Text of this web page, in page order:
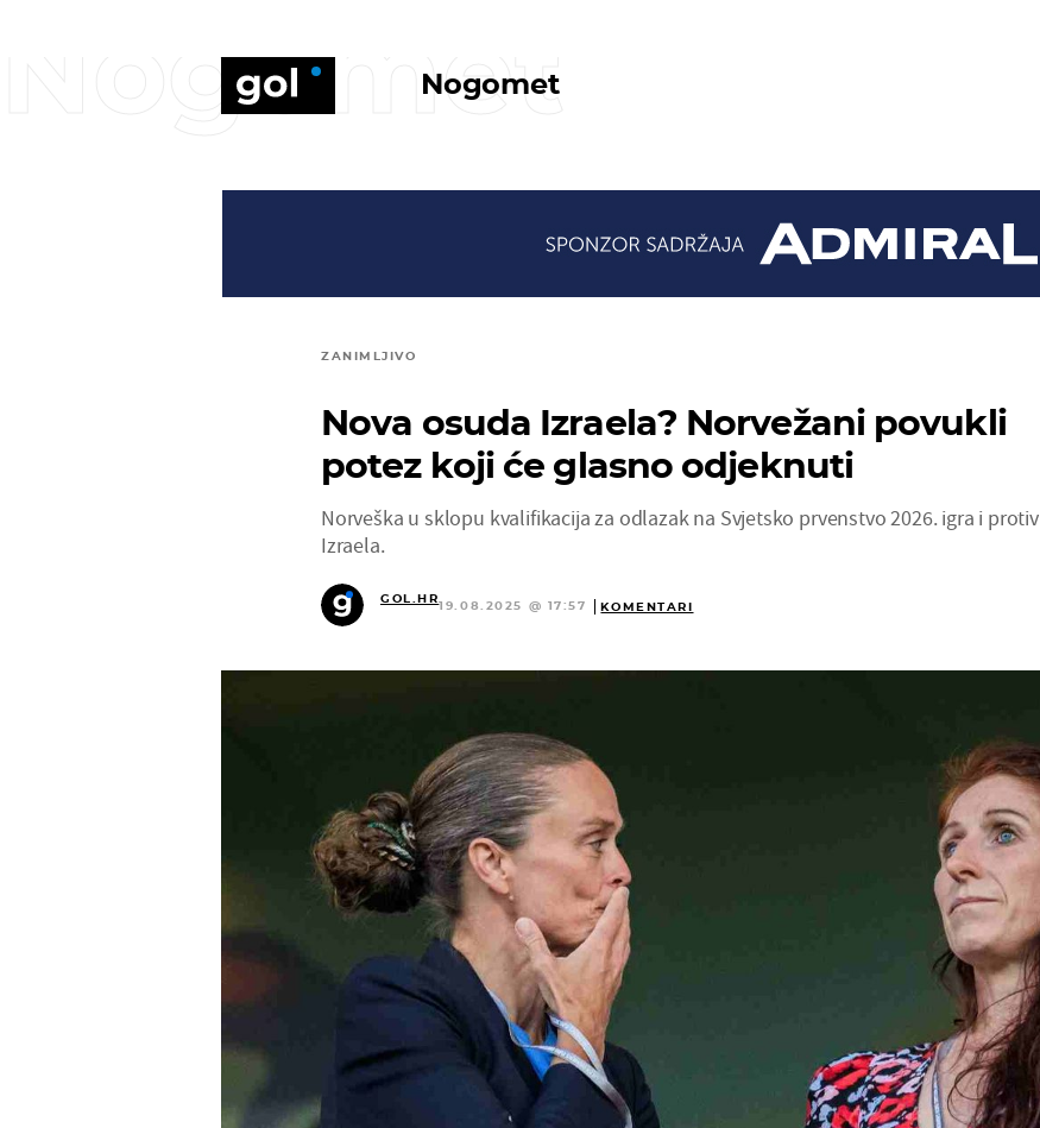
Nogomet
Nogomet
ZANIMLJIVO
Nova osuda Izraela? Norvežani povukli
potez koji će glasno odjeknuti
Norveška u sklopu kvalifikacija za odlazak na Svjetsko prvenstvo 2026. igra i protiv
Izraela.
GOL.HR
19.08.2025 @ 17:57 KOMENTARI